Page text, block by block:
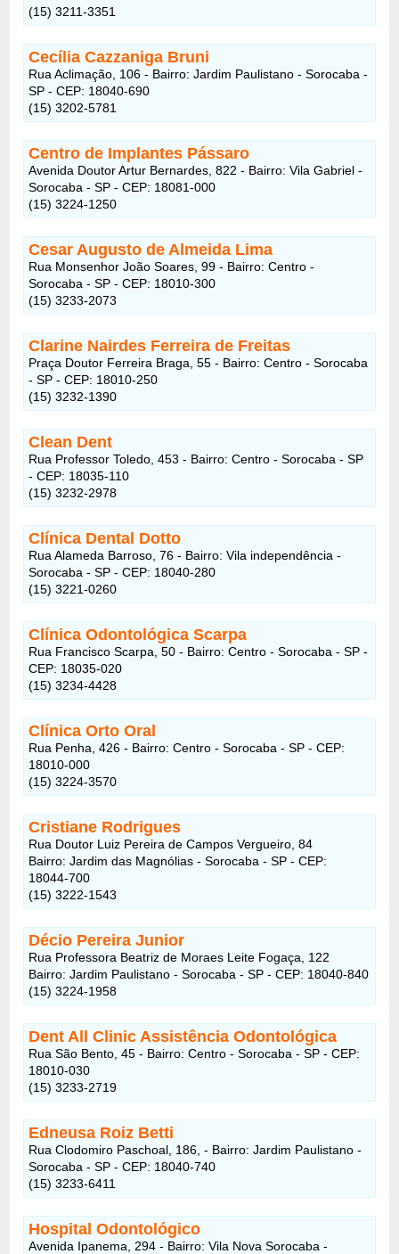
(15) 3211-3351
Cecília Cazzaniga Bruni
Rua Aclimação, 106 - Bairro: Jardim Paulistano - Sorocaba -
SP - CEP: 18040-690
(15) 3202-5781
Centro de Implantes Pássaro
Avenida Doutor Artur Bernardes, 822 - Bairro: Vila Gabriel -
Sorocaba - SP - CEP: 18081-000
(15) 3224-1250
Cesar Augusto de Almeida Lima
Rua Monsenhor João Soares, 99 - Bairro: Centro -
Sorocaba - SP - CEP: 18010-300
(15) 3233-2073
Clarine Nairdes Ferreira de Freitas
Praça Doutor Ferreira Braga, 55 - Bairro: Centro - Sorocaba
- SP - CEP: 18010-250
(15) 3232-1390
Clean Dent
Rua Professor Toledo, 453 - Bairro: Centro - Sorocaba - SP
- CEP: 18035-110
(15) 3232-2978
Clínica Dental Dotto
Rua Alameda Barroso, 76 - Bairro: Vila independência -
Sorocaba - SP - CEP: 18040-280
(15) 3221-0260
Clínica Odontológica Scarpa
Rua Francisco Scarpa, 50 - Bairro: Centro - Sorocaba - SP -
CEP: 18035-020
(15) 3234-4428
Clínica Orto Oral
Rua Penha, 426 - Bairro: Centro - Sorocaba - SP - CEP:
18010-000
(15) 3224-3570
Cristiane Rodrigues
Rua Doutor Luiz Pereira de Campos Vergueiro, 84
Bairro: Jardim das Magnólias - Sorocaba - SP - CEP:
18044-700
(15) 3222-1543
Décio Pereira Junior
Rua Professora Beatriz de Moraes Leite Fogaça, 122
Bairro: Jardim Paulistano - Sorocaba - SP - CEP: 18040-840
(15) 3224-1958
Dent All Clinic Assistência Odontológica
Rua São Bento, 45 - Bairro: Centro - Sorocaba - SP - CEP:
18010-030
(15) 3233-2719
Edneusa Roiz Betti
Rua Clodomiro Paschoal, 186, - Bairro: Jardim Paulistano -
Sorocaba - SP - CEP: 18040-740
(15) 3233-6411
Hospital Odontológico
Avenida Ipanema, 294 - Bairro: Vila Nova Sorocaba -